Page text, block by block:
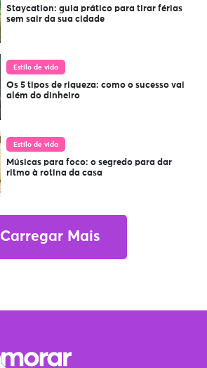
Staycation: guia prático para tirar férias
sem sair da sua cidade
Estilo de vida
Os 5 tipos de riqueza: como o sucesso vai
além do dinheiro
Estilo de vida
Músicas para foco: o segredo para dar
ritmo à rotina da casa
Carregar Mais